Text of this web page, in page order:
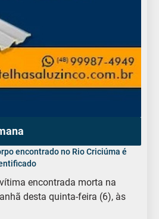
encontrado no Rio Criciúma é
encontrada morta na
desta quinta-feira (6), às